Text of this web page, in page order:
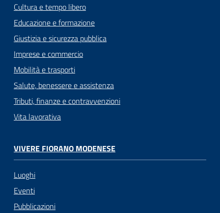
Cultura e tempo libero
Educazione e formazione
Giustizia e sicurezza pubblica
Imprese e commercio
Mobilità e trasporti
Salute, benessere e assistenza
Tributi, finanze e contravvenzioni
Vita lavorativa
VIVERE FIORANO MODENESE
Luoghi
Eventi
Pubblicazioni